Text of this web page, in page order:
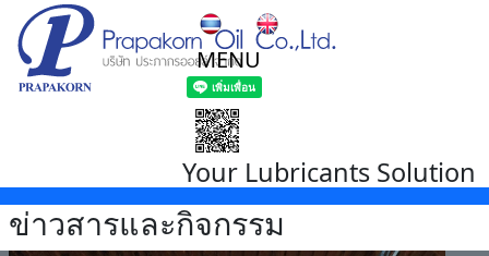
MENU
Your Lubricants Solution
ข่าวสารและกิจกรรม